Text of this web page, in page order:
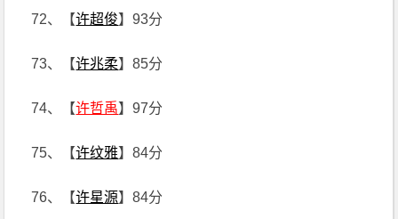
72、【许超俊】93分
73、【许兆柔】85分
74、【许哲禹】97分
75、【许纹雅】84分
76、【许星源】84分